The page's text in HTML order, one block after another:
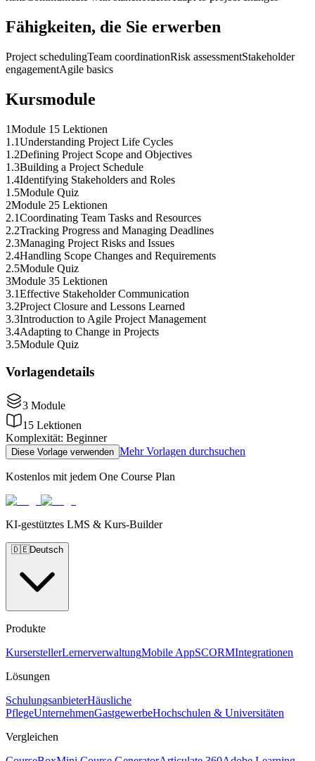
Fähigkeiten, die Sie erwerben
Project schedulingTeam coordinationRisk assessmentStakeholder
engagementAgile basics
Kursmodule
1Module 1 5 Lektionen
1 .1Understanding Project Life Cycles
1 .2Defining Project Scope and Objectives
1 .3Building a Project Schedule
1 .4Identifying Stakeholders and Roles
1 .5Module Quiz
2Module 25 Lektionen
2.1Coordinating Team Tasks and Resources
2.2Tracking Progress and Managing Deadlines
2.3Managing Project Risks and Issues
2.4Handling Scope Changes and Requirements
2.5Module Quiz
3Module 35 Lektionen
3.1Effective Stakeholder Communication
3.2Project Closure and Lessons Learned
3.3Introduction to Agile Project Management
3.4Adapting to Change in Projects
3.5Module Quiz
Vorlagendetails
3 Module
15 Lektionen
Komplexität: Beginner
Diese Vorlage verwenden Mehr Vorlagen durchsuchen
Kostenlos mit jedem One Course Plan
KI-gestütztes LMS & Kurs-Builder
🇩🇪Deutsch
Produkte
KurserstellerLernerverwaltungMobile AppSCORMIntegrationen
Lösungen
SchulungsanbieterHäusliche
PflegeUnternehmenGastgewerbeHochschulen & Universitäten
Vergleichen